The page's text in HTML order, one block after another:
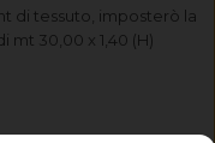
di tessuto, imposterò la
mt 30,00 x 1,40 (H)